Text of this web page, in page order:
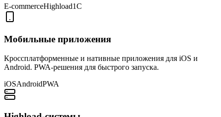
E-commerceHighload1С
Мобильные приложения
Кроссплатформенные и нативные приложения для iOS и
Android. PWA-решения для быстрого запуска.
iOSAndroidPWA